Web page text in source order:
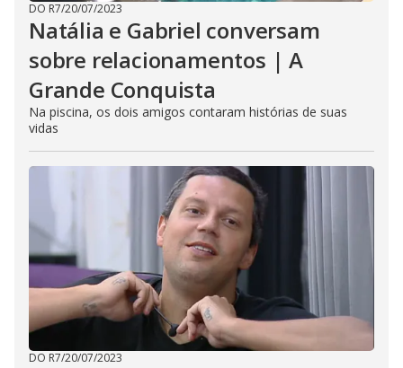
DO R7/20/07/2023
Natália e Gabriel conversam
sobre relacionamentos | A
Grande Conquista
Na piscina, os dois amigos contaram histórias de suas
vidas
DO R7/20/07/2023